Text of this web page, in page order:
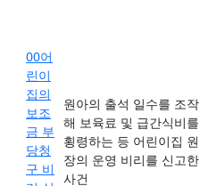
00어
린이
집의
보조
금 부
당청
구 비
원아의 출석 일수를 조작
해 보육료 및 급간식비를
횡령하는 등 어린이집 원
장의 운영 비리를 신고한
사건